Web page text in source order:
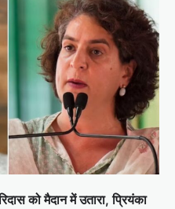
को मैदान में उतारा, प्रियंका